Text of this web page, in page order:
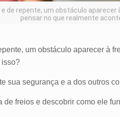
de repente, um obstáculo
pensar no que realmente
um obstáculo aparecer à
isso?
sua segurança e a dos outros
freios e descobrir como ele